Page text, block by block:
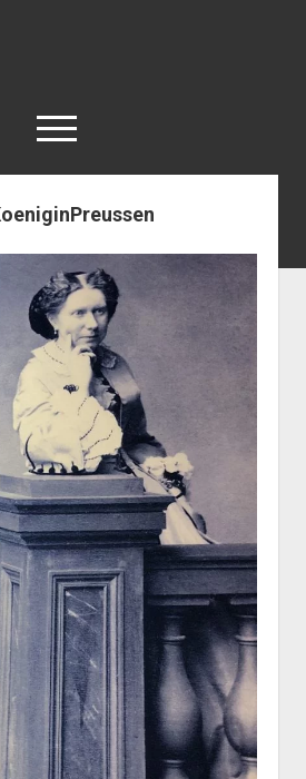
open
< work
Berlin
Reisen
Kunst
Geschichte
open
dropdown
menu
der Stadt Berlin
Impressum